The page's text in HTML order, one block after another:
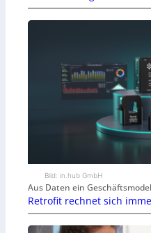
Bild: in.hub GmbH
Aus Daten ein
Retrofit rechnet sich